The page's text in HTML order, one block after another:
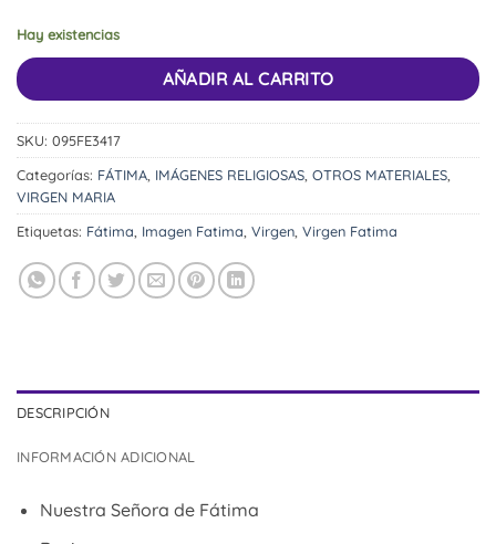
Hay existencias
AÑADIR AL CARRITO
SKU: 095FE3417
Categorías: FÁTIMA, IMÁGENES RELIGIOSAS, OTROS MATERIALES,
VIRGEN MARIA
Etiquetas: Fátima, Imagen Fatima, Virgen, Virgen Fatima
DESCRIPCIÓN
INFORMACIÓN ADICIONAL
Nuestra Señora de Fátima